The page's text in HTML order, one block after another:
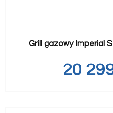
Grill gazowy Imperial
20